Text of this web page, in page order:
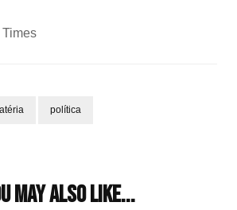
política
may also like...